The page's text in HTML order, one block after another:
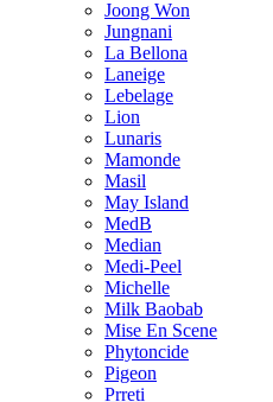
Joong Won
Jungnani
La Bellona
Laneige
Lebelage
Lion
Lunaris
Mamonde
Masil
May Island
MedB
Median
Medi-Peel
Michelle
Milk Baobab
Mise En Scene
Phytoncide
Pigeon
Prreti